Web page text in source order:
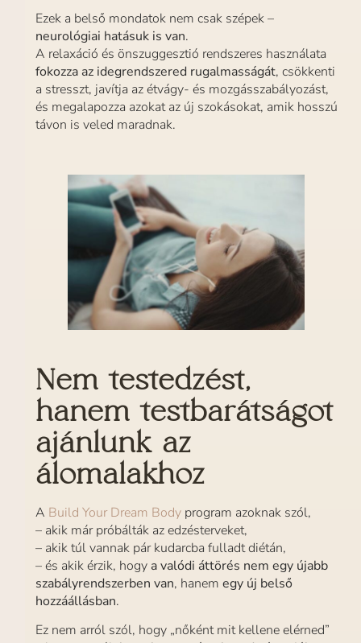
Ezek a belső mondatok nem csak szépek –
neurológiai hatásuk is van.
A relaxáció és önszuggesztió rendszeres használata
fokozza az idegrendszered rugalmasságát, csökkenti
a stresszt, javítja az étvágy- és mozgásszabályozást,
és megalapozza azokat az új szokásokat, amik hosszú
távon is veled maradnak.
Nem testedzést,
hanem testbarátságot
ajánlunk az
álomalakhoz
A Build Your Dream Bodyprogram azoknak szól,
– akik már próbálták az edzésterveket,
– akik túl vannak pár kudarcba fulladt diétán,
– és akik érzik, hogy a valódi áttörés nem egy újabb
szabályrendszerben van, hanem egy új belső
hozzáállásban.
Ez nem arról szól, hogy „nőként mit kellene elérned”